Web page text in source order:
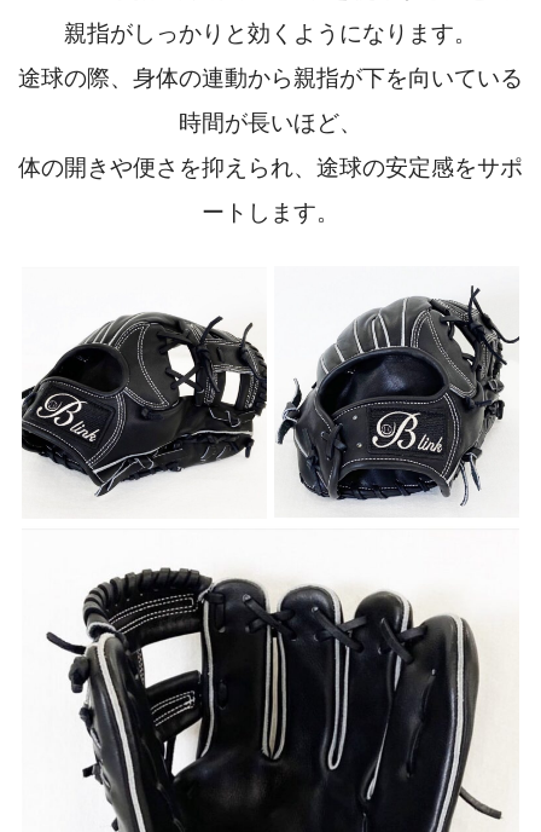
親指がしっかりと効くようになります。
途球の際、身体の連動から親指が下を向いている
時間が長いほど、
体の開きや便さを抑えられ、途球の安定感をサポ
ートします。